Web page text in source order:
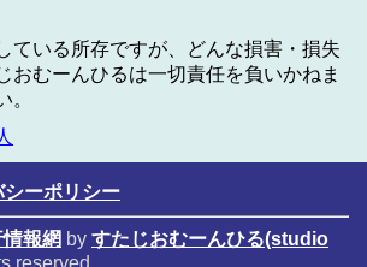
ている所存ですが、どんな損害・損失
おむーんひるは一切責任を負いかねま
。
シーポリシー
報網 by すたじおむーんひる(studio
reserved